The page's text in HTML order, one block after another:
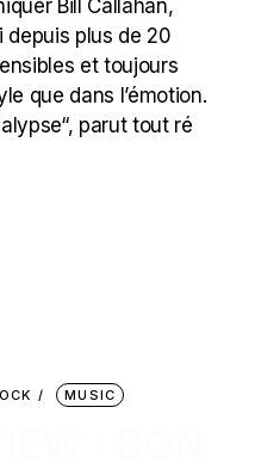
Bill Callahan,
plus de 20
et toujours
que dans l’émotion.
parut tout ré
MUSIC